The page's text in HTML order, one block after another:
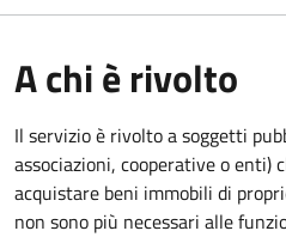
A chi è rivolto
Il servizio è rivolto a soggetti
associazioni, cooperative o enti)
acquistare beni immobili di
non sono più necessari alle